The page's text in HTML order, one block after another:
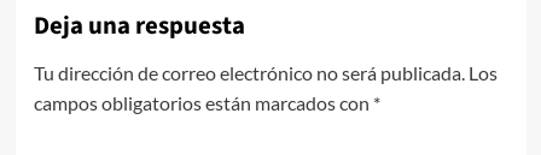
Deja una respuesta
Tu dirección de correo electrónico no será publicada. Los
campos obligatorios están marcados con *